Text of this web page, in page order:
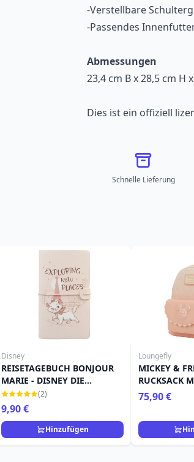
-Verstellbare
-Passendes
Abmessungen
23,4 cm B x 28,5 cm H
Dies ist ein offiziell
Schnelle Lieferung
Disney
REISETAGEBUCH BONJOUR
MARIE - DISNEY DIE
ARISTOCATS
(2)
9,90 €
Hinzufügen
Loungefly
MICKEY &
RUCKSACK
PRINT -
75,90 €